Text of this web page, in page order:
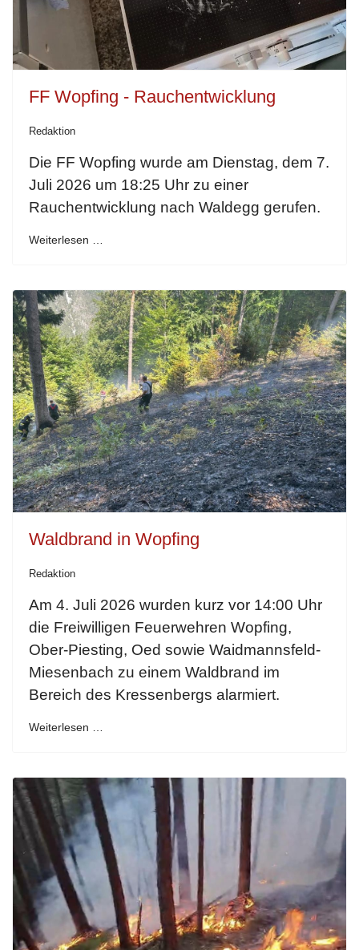
FF Wopfing - Rauchentwicklung
Redaktion
Die FF Wopfing wurde am Dienstag, dem 7.
Juli 2026 um 18:25 Uhr zu einer
Rauchentwicklung nach Waldegg gerufen.
Weiterlesen …
Waldbrand in Wopfing
Redaktion
Am 4. Juli 2026 wurden kurz vor 14:00 Uhr
die Freiwilligen Feuerwehren Wopfing,
Ober-Piesting, Oed sowie Waidmannsfeld-
Miesenbach zu einem Waldbrand im
Bereich des Kressenbergs alarmiert.
Weiterlesen …